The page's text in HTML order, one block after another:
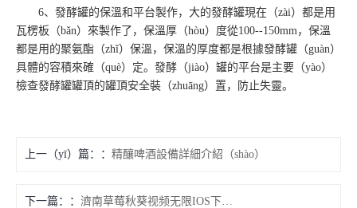
6、發酵罐的保溫和平台製作，大的發酵罐現在（zài）都是用
瓦楞板（bǎn）來製作了，保溫厚（hòu）度從100--150mm，保溫
都是用的聚氨酯（zhǐ）保溫，保溫的厚度都是根據發酵罐（guàn）
具體的容積來確（què）定。發酵（jiào）罐的平台是主要（yào）
檢查發酵罐罐頂的罐頂安全裝（zhuāng）置，防止失靈。
上一（yī）篇： 精釀啤酒設備詳細介紹（shào）
下一篇：